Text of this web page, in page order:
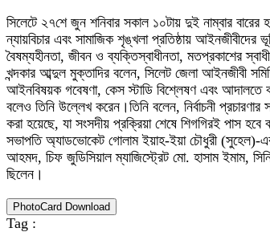
সিলেটে ২৭শে জুন শনিবার সকাল ১০টায় দুই নাম্বার
ন্যায়বিচার এবং সামাজিক শৃঙ্খলা প্রতিষ্ঠায়
বৈষম্যহীনতা, জীবন ও ব্যক্তিস্বাধীনতা, মতপ্রকাশের
খন্দকার আব্দুল মুক্তাদির বলেন, সিলেট জেলা আইনজীবী
আইনবিষয়ক গবেষণা, কেস স্টাডি বিশ্লেষণ এবং আদালতে
বলেও তিনি উল্লেখ করেন।তিনি বলেন, নির্বাচনী
করা হয়েছে, যা সংসদীয় প্রক্রিয়া শেষে শিগগিরই পাস
সভাপতি অ্যাডভোকেট গোলাম ইয়াহ-ইয়া চৌধুরী (সুহেল)-
আহমদ, চিফ জুডিসিয়াল ম্যাজিস্ট্রেট মো. হাসাম ইমাম,
ছিলেন।
PhotoCard Download
Tag :